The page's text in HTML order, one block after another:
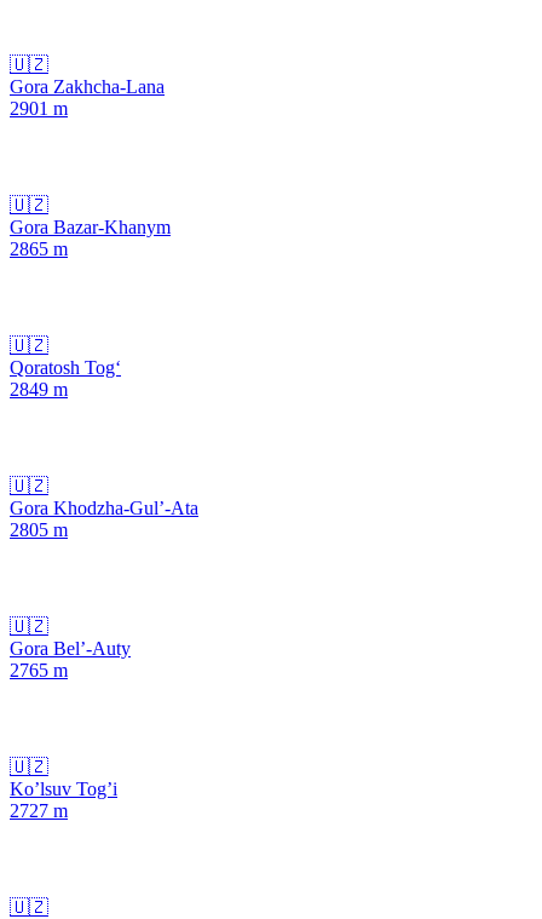
🇺🇿
Gora Zakhcha-Lana
2901 m
🇺🇿
Gora Bazar-Khanym
2865 m
🇺🇿
Qoratosh Tog‘
2849 m
🇺🇿
Gora Khodzha-Gul’-Ata
2805 m
🇺🇿
Gora Bel’-Auty
2765 m
🇺🇿
Ko’lsuv Tog’i
2727 m
🇺🇿